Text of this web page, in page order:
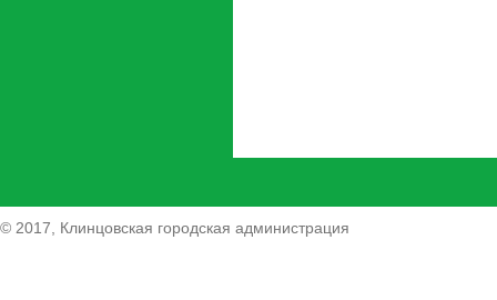
© 2017, Клинцовская городская администрация